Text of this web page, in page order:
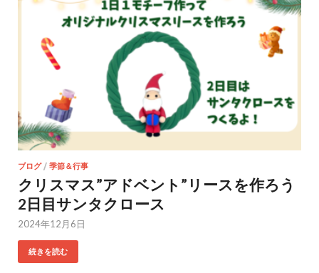
ブログ/ 季節＆行事
クリスマス”アドベント”リースを作ろう
2日目サンタクロース
2024年12月6日
続きを読む